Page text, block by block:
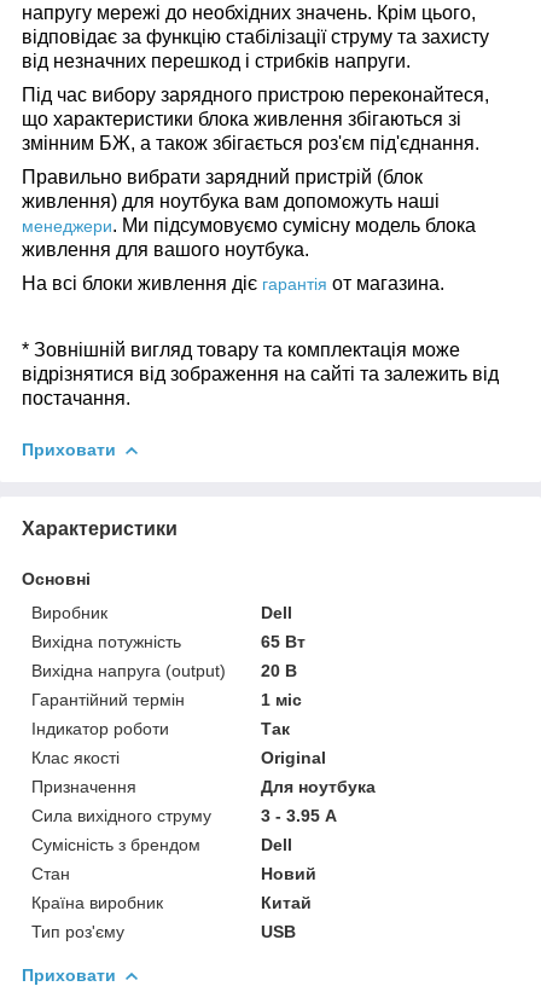
напругу мережі до необхідних значень. Крім цього,
відповідає за функцію стабілізації струму та захисту
від незначних перешкод і стрибків напруги.
Під час вибору зарядного пристрою переконайтеся,
що характеристики блока живлення збігаються зі
змінним БЖ, а також збігається роз'єм під'єднання.
Правильно вибрати зарядний пристрій (блок
живлення) для ноутбука вам допоможуть наші
менеджери. Ми підсумовуємо сумісну модель блока
живлення для вашого ноутбука.
На всі блоки живлення діє гарантія от магазина.
* Зовнішній вигляд товару та комплектація може
відрізнятися від зображення на сайті та залежить від
постачання.
Приховати
Характеристики
Основні
Виробник
Dell
Вихідна потужність
65 Вт
Вихідна напруга (output)
20 В
Гарантійний термін
1 міс
Індикатор роботи
Так
Клас якості
Original
Призначення
Для ноутбука
Сила вихідного струму
3 - 3.95 А
Сумісність з брендом
Dell
Стан
Новий
Країна виробник
Китай
Тип роз'єму
USB
Приховати